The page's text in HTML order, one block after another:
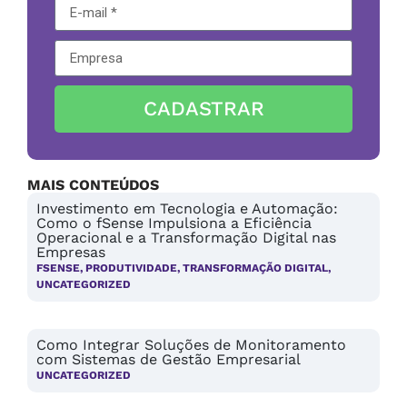
CADASTRAR
MAIS CONTEÚDOS
Investimento em Tecnologia e Automação:
Como o fSense Impulsiona a Eficiência
Operacional e a Transformação Digital nas
Empresas
FSENSE, PRODUTIVIDADE, TRANSFORMAÇÃO DIGITAL,
UNCATEGORIZED
Como Integrar Soluções de Monitoramento
com Sistemas de Gestão Empresarial
UNCATEGORIZED